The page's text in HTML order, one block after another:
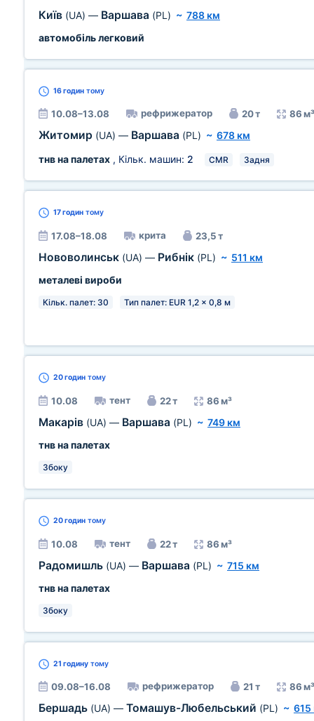
Київ (UA) — Варшава (PL) ~ 788 км
автомобіль легковий
16 годин тому
10.08–13.08 рефрижератор 20 т 86 м³
Житомир (UA) — Варшава (PL) ~ 678 км
тнв на палетах , Кільк. машин: 2 CMR Задня
17 годин тому
17.08–18.08 крита 23,5 т
Нововолинськ (UA) — Рибнік (PL) ~ 511 км
металеві вироби
Кільк. палет: 30 Тип палет: EUR 1,2 x 0,8 м
20 годин тому
10.08 тент 22 т 86 м³
Макарів (UA) — Варшава (PL) ~ 749 км
тнв на палетах
Збоку
20 годин тому
10.08 тент 22 т 86 м³
Радомишль (UA) — Варшава (PL) ~ 715 км
тнв на палетах
Збоку
21 годину тому
09.08–16.08 рефрижератор 21 т 86 м³
Бершадь (UA) — Томашув-Любельський (PL) ~ 615